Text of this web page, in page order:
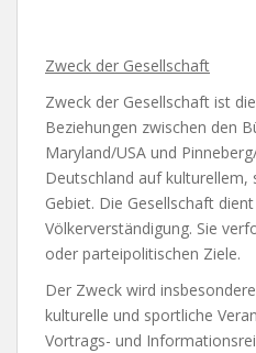
Zweck der Gesellschaft
Zweck der Gesellschaft ist
Beziehungen zwischen den
Maryland/USA und
Deutschland auf
Gebiet. Die Gesellschaft
Völkerverständigung. Sie
oder parteipolitischen Ziele.
Der Zweck wird
kulturelle und sportliche
Vortrags- und